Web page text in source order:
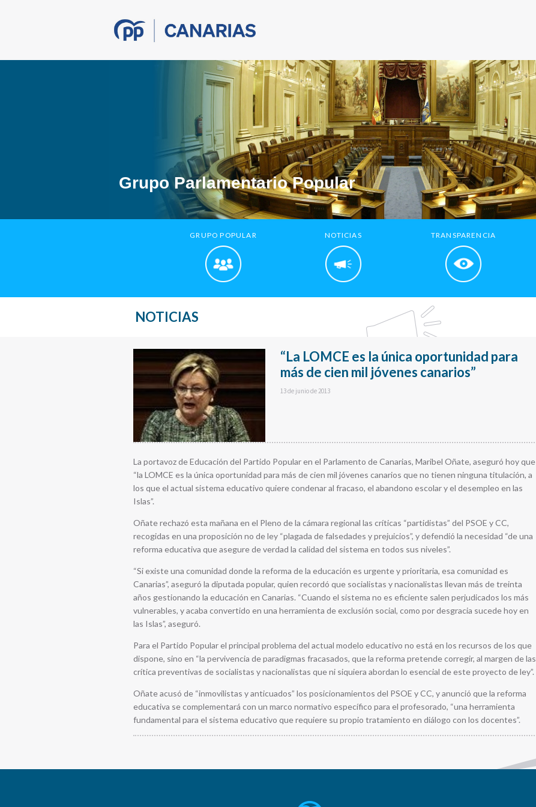
Grupo Parlamentario Popular
GRUPO POPULAR NOTICIAS TRANSPARENCIA
NOTICIAS
“La LOMCE es la única oportunidad para
más de cien mil jóvenes canarios”
13 de junio de 2013
La portavoz de Educación del Partido Popular en el Parlamento de Canarias, Maribel Oñate, aseguró hoy que
“la LOMCE es la única oportunidad para más de cien mil jóvenes canarios que no tienen ninguna titulación, a
los que el actual sistema educativo quiere condenar al fracaso, el abandono escolar y el desempleo en las
Islas”.
Oñate rechazó esta mañana en el Pleno de la cámara regional las críticas “partidistas” del PSOE y CC,
recogidas en una proposición no de ley “plagada de falsedades y prejuicios”, y defendió la necesidad “de una
reforma educativa que asegure de verdad la calidad del sistema en todos sus niveles”.
“Si existe una comunidad donde la reforma de la educación es urgente y prioritaria, esa comunidad es
Canarias”, aseguró la diputada popular, quien recordó que socialistas y nacionalistas llevan más de treinta
años gestionando la educación en Canarias. “Cuando el sistema no es eficiente salen perjudicados los más
vulnerables, y acaba convertido en una herramienta de exclusión social, como por desgracia sucede hoy en
las Islas”, aseguró.
Para el Partido Popular el principal problema del actual modelo educativo no está en los recursos de los que
dispone, sino en “la pervivencia de paradigmas fracasados, que la reforma pretende corregir, al margen de las
crítica preventivas de socialistas y nacionalistas que ni siquiera abordan lo esencial de este proyecto de ley”.
Oñate acusó de “inmovilistas y anticuados” los posicionamientos del PSOE y CC, y anunció que la reforma
educativa se complementará con un marco normativo específico para el profesorado, “una herramienta
fundamental para el sistema educativo que requiere su propio tratamiento en diálogo con los docentes”.